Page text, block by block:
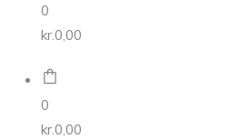
0
kr.0,00
0
kr.0,00